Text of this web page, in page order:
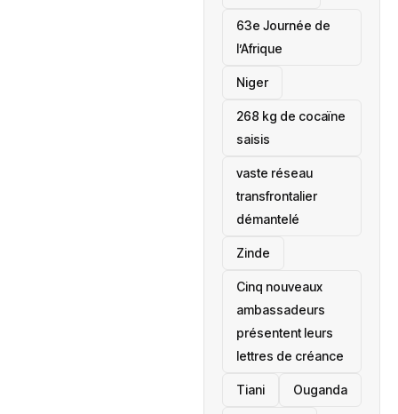
63e Journée de
l’Afrique
‎Niger
268 kg de cocaïne
saisis
vaste réseau
transfrontalier
démantelé
Zinde
Cinq nouveaux
ambassadeurs
présentent leurs
lettres de créance
Tiani ‎Ouganda